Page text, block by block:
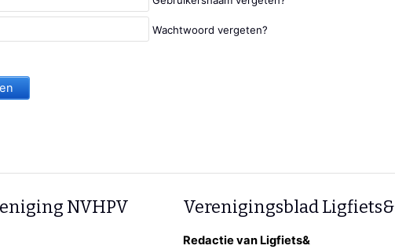
Wachtwoord vergeten?
NVHPV Verenigingsblad Ligfiets&
Redactie van Ligfiets&